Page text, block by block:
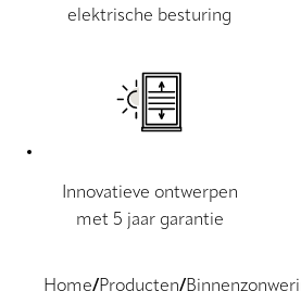
elektrische besturing
Innovatieve ontwerpen
met 5 jaar garantie
Home Producten